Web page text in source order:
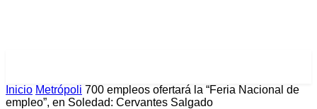
Inicio Metrópoli 700 empleos ofertará la “Feria Nacional de
empleo”, en Soledad: Cervantes Salgado